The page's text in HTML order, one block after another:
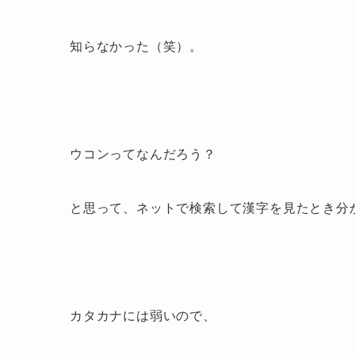
知らなかった（笑）。
ウコンってなんだろう？
と思って、 ネットで検索して漢字を見たとき分
カタカナには弱いので、